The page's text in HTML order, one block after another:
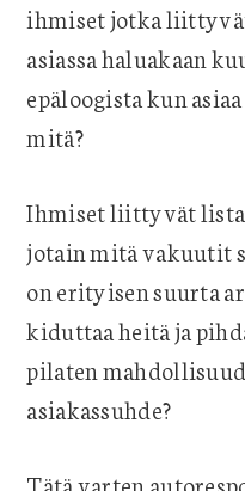
ihmiset jotka
asiassa haluakaan
epäloogista kun
mitä?
Ihmiset liittyvät
jotain mitä vakuutit
on erityisen suurta
kiduttaa heitä ja
pilaten
asiakassuhde?
Tätä varten